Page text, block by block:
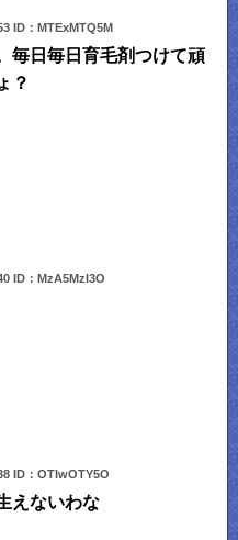
ID：MTExMTQ5M
毎日毎日育毛剤つけて頑
？
ID：MzA5MzI3O
ID：OTIwOTY5O
えないわな